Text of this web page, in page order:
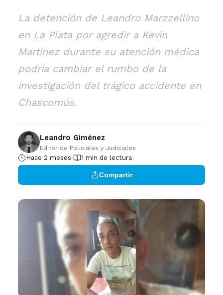
La detención de Leandro Marzzellino
en La Plata por agredir a Kevin
Martínez durante su atención médica
podría cambiar el rumbo de la
investigación del trágico accidente en
Chascomús.
Leandro Giménez
Editor de Policiales y Judiciales
Hace 2 meses 1 min de lectura
Compartir